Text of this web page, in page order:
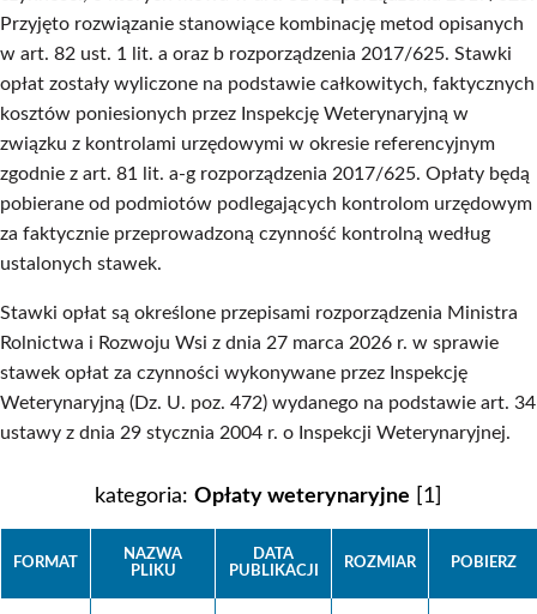
Przyjęto rozwiązanie stanowiące kombinację metod opisanych
w art. 82 ust. 1 lit. a oraz b rozporządzenia 2017/625. Stawki
opłat zostały wyliczone na podstawie całkowitych, faktycznych
kosztów poniesionych przez Inspekcję Weterynaryjną w
związku z kontrolami urzędowymi w okresie referencyjnym
zgodnie z art. 81 lit. a-g rozporządzenia 2017/625. Opłaty będą
pobierane od podmiotów podlegających kontrolom urzędowym
za faktycznie przeprowadzoną czynność kontrolną według
ustalonych stawek.
Stawki opłat są określone przepisami rozporządzenia Ministra
Rolnictwa i Rozwoju Wsi z dnia 27 marca 2026 r. w sprawie
stawek opłat za czynności wykonywane przez Inspekcję
Weterynaryjną (Dz. U. poz. 472) wydanego na podstawie art. 34
ustawy z dnia 29 stycznia 2004 r. o Inspekcji Weterynaryjnej.
kategoria: Opłaty weterynaryjne [1]
FORMAT
NAZWA
PLIKU
DATA
PUBLIKACJI
ROZMIAR POBIERZ